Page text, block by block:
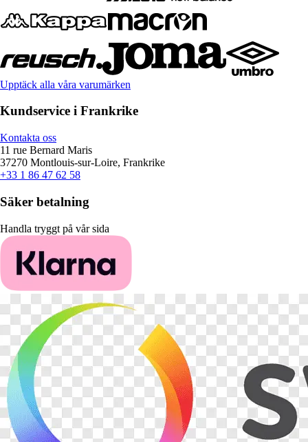
Upptäck alla våra varumärken
Kundservice i Frankrike
Kontakta oss
11 rue Bernard Maris
37270 Montlouis-sur-Loire, Frankrike
+33 1 86 47 62 58
Säker betalning
Handla tryggt på vår sida